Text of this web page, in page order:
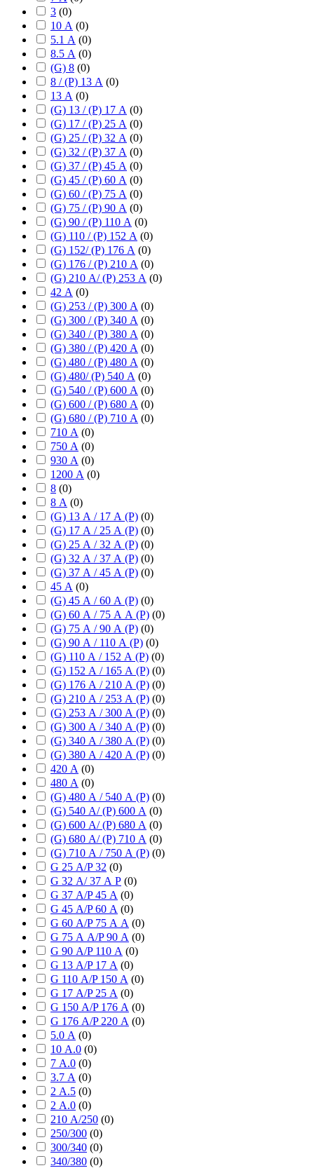
3 (0)
10 А (0)
5.1 А (0)
8.5 А (0)
(G) 8 (0)
8 / (P) 13 А (0)
13 А (0)
(G) 13 / (P) 17 А (0)
(G) 17 / (P) 25 А (0)
(G) 25 / (P) 32 А (0)
(G) 32 / (P) 37 А (0)
(G) 37 / (P) 45 А (0)
(G) 45 / (P) 60 А (0)
(G) 60 / (P) 75 А (0)
(G) 75 / (P) 90 А (0)
(G) 90 / (P) 110 А (0)
(G) 110 / (P) 152 А (0)
(G) 152/ (P) 176 А (0)
(G) 176 / (P) 210 А (0)
(G) 210 А/ (P) 253 А (0)
42 А (0)
(G) 253 / (P) 300 А (0)
(G) 300 / (P) 340 А (0)
(G) 340 / (P) 380 А (0)
(G) 380 / (P) 420 А (0)
(G) 480 / (P) 480 А (0)
(G) 480/ (P) 540 А (0)
(G) 540 / (P) 600 А (0)
(G) 600 / (P) 680 А (0)
(G) 680 / (P) 710 А (0)
710 А (0)
750 А (0)
930 А (0)
1200 А (0)
8 (0)
8 А (0)
(G) 13 А / 17 А (P) (0)
(G) 17 А / 25 А (P) (0)
(G) 25 А / 32 А (P) (0)
(G) 32 А / 37 А (P) (0)
(G) 37 А / 45 А (P) (0)
45 А (0)
(G) 45 А / 60 А (P) (0)
(G) 60 А / 75 А А (P) (0)
(G) 75 А / 90 А (P) (0)
(G) 90 А / 110 А (P) (0)
(G) 110 А / 152 А (P) (0)
(G) 152 А / 165 А (P) (0)
(G) 176 А / 210 А (P) (0)
(G) 210 А / 253 А (P) (0)
(G) 253 А / 300 А (P) (0)
(G) 300 А / 340 А (P) (0)
(G) 340 А / 380 А (P) (0)
(G) 380 А / 420 А (P) (0)
420 А (0)
480 А (0)
(G) 480 А / 540 А (P) (0)
(G) 540 А/ (P) 600 А (0)
(G) 600 А/ (P) 680 А (0)
(G) 680 А/ (P) 710 А (0)
(G) 710 А / 750 А (P) (0)
G 25 А/P 32 (0)
G 32 А/ 37 А P (0)
G 37 А/P 45 А (0)
G 45 А/P 60 А (0)
G 60 А/P 75 А А (0)
G 75 А А/P 90 А (0)
G 90 А/P 110 А (0)
G 13 А/P 17 А (0)
G 110 А/P 150 А (0)
G 17 А/P 25 А (0)
G 150 А/P 176 А (0)
G 176 А/P 220 А (0)
5.0 А (0)
10 А.0 (0)
7 А.0 (0)
3.7 А (0)
2 А.5 (0)
2 А.0 (0)
210 А/250 (0)
250/300 (0)
300/340 (0)
340/380 (0)